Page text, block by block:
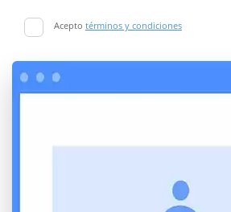
Acepto términos y condiciones